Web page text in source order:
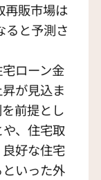
再販市場は
ると予測さ
ローン金
が見込ま
前提とし
、住宅取
好な住宅
いった外